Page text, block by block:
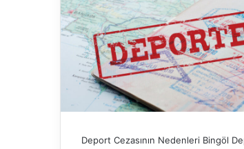
Deport Cezasının Nedenleri Bingöl